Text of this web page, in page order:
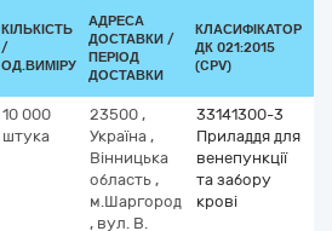
КІЛЬКІСТЬ
/
ОД.ВИМІРУ
АДРЕСА
ДОСТАВКИ /
ПЕРІОД
ДОСТАВКИ
КЛАСИФІКАТОР
ДК 021:2015
(CPV)
10 000
штука
23500 ,
Україна ,
Вінницька
область ,
м.Шаргород
, вул. В.
33141300-3
Приладдя для
венепункції
та забору
крові